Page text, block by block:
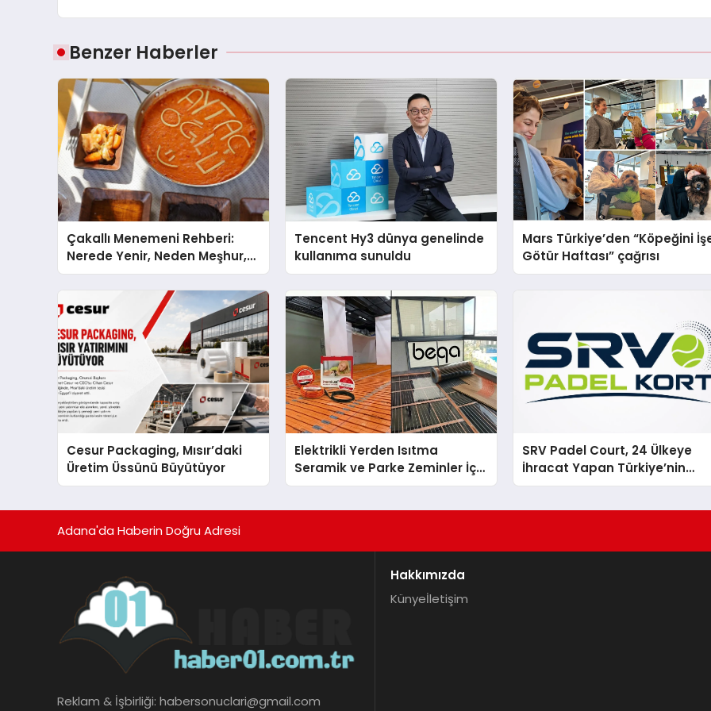
Benzer Haberler
Çakallı Menemeni Rehberi:
Nerede Yenir, Neden Meşhur,
Nasıl Yapılır?
Tencent Hy3 dünya genelinde
kullanıma sunuldu
Mars Türkiye’den “Köpeğini
Götür Haftası” çağrısı
Cesur Packaging, Mısır’daki
Üretim Üssünü Büyütüyor
Elektrikli Yerden Isıtma
Seramik ve Parke Zeminler İçin
En Verimli Çözümler
SRV Padel Court, 24 Ülkeye
İhracat Yapan Türkiye’nin
Padel Kortu Üretim Gücü
Adana'da Haberin Doğru Adresi
Reklam & İşbirliği: habersonuclari@gmail.com
Hakkımızda
Künyeİletişim